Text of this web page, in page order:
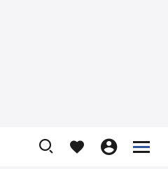
   

